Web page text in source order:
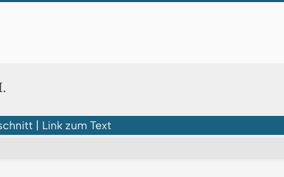
| Link zum Text